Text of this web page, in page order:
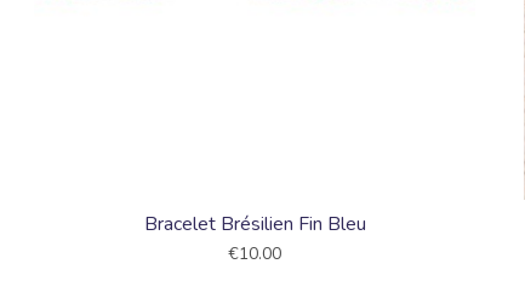
Bracelet Brésilien Fin Bleu
€10.00